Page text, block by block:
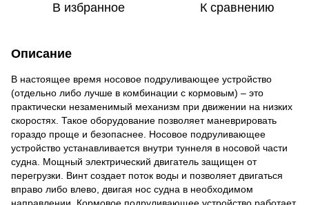
В избранное К сравнению
Описание
В настоящее время носовое подруливающее устройство
(отдельно либо лучше в комбинации с кормовым) – это
практически незаменимый механизм при движении на низких
скоростях. Такое оборудование позволяет маневрировать
гораздо проще и безопаснее. Носовое подруливающее
устройство устанавливается внутри туннеля в носовой части
судна. Мощный электрический двигатель защищен от
перегрузки. Винт создает поток воды и позволяет двигаться
вправо либо влево, двигая нос судна в необходимом